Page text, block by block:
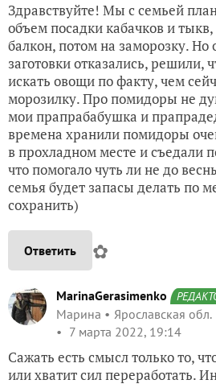
Здравствуйте! Мы с семьей
объем посадки кабачков и
балкон, потом на заморозку.
заготовки отказались, решили,
искать овощи по факту, чем
морозилку. Про помидоры не
мои прапрабабушка и
времена хранили помидоры
в прохладном месте и съедали
что помогало чуть ли не до
семья будет запасы делать по
сохранить)
Ответить ✿
MarinaGerasimenko
Марина
Ярославская обл.
7 марта 2022, 19:14
Сажать есть смысл только то,
или хватит сил переработать.